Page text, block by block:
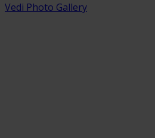
Vedi Photo Gallery